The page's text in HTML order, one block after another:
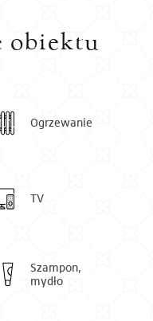
obiektu
Ogrzewanie
TV
Szampon,
mydło